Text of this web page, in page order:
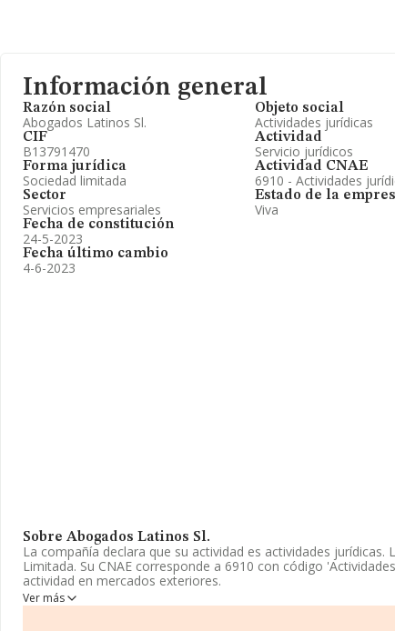
Información general
Razón social
Abogados Latinos Sl.
CIF
B13791470
Forma jurídica
Sociedad limitada
Sector
Servicios empresariales
Fecha de constitución
24-5-2023
Fecha último cambio
4-6-2023
Objeto social
Actividades jurídicas
Actividad
Servicio jurídicos
Actividad CNAE
6910 - Actividades
Estado de la
Viva
Sobre Abogados Latinos Sl.
La compañía declara que su actividad es actividades jurídicas.
Limitada. Su CNAE corresponde a 6910 con código
actividad en mercados exteriores.
La sociedad españolaAbogados Latinos S.L, con NIF
Ver más